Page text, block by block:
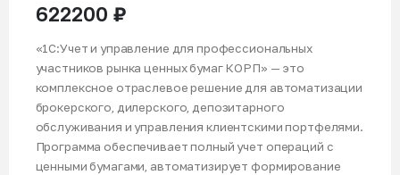
622200 ₽
«1С:Учет и управление для профессиональных
участников рынка ценных бумаг КОРП» — это
комплексное отраслевое решение для автоматизации
брокерского, дилерского, депозитарного
обслуживания и управления клиентскими портфелями.
Программа обеспечивает полный учет операций с
ценными бумагами, автоматизирует формирование